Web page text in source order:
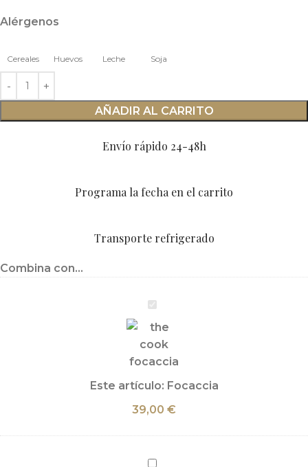
Alérgenos
Cereales Huevos Leche Soja
AÑADIR AL CARRITO
Envío rápido 24-48h
Programa la fecha en el carrito
Transporte refrigerado
Combina con...
Focaccia
Este artículo: Focaccia
39,00 €
Brochetas